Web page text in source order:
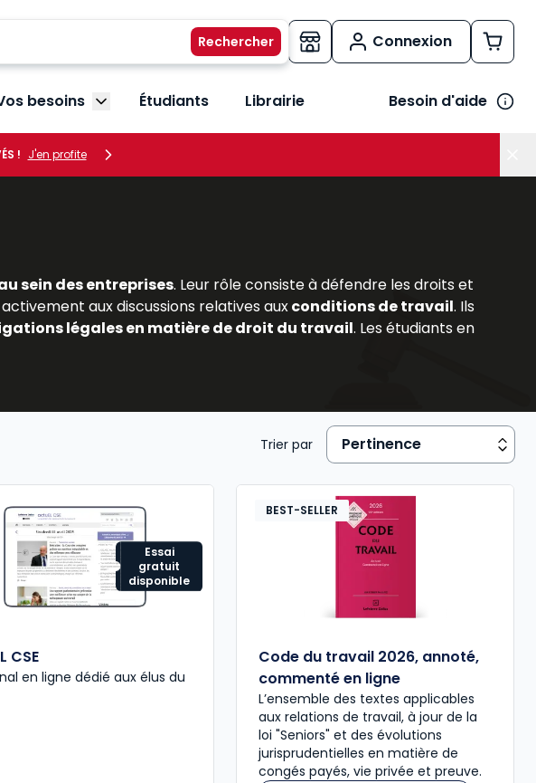
Connexion
le sous-menu Vos métiers
besoins Afficher le sous-menu Vos besoins
Étudiants Librairie Besoin d'aide
! J'en profite
sein des entreprises. Leur rôle consiste à défendre les droits et
aux discussions relatives auxconditions de travail. Ils
légales en matière de droit du travail. Les étudiants en
leurs prérogatives et leurs missions. Les
Trier par
Essai
gratuit
disponible
CSE
en ligne dédié aux élus du
BEST-SELLER
Code du travail 2026, annoté,
commenté en ligne
L’ensemble des textes applicables
aux relations de travail, à jour de la
loi "Seniors" et des évolutions
jurisprudentielles en matière de
congés payés, vie privée et preuve.